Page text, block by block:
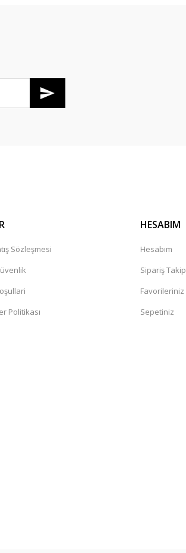
Sözleşmesi
Politikası
HESABIM
Hesabım
Sipariş Takip
Favorileriniz
Sepetiniz